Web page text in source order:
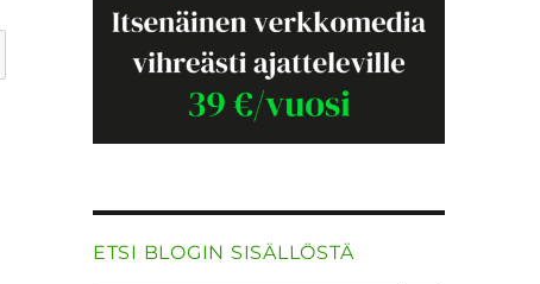
ETSI BLOGIN SISÄLLÖSTÄ